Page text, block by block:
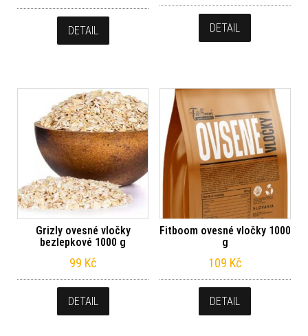
DETAIL DETAIL
Grizly ovesné vločky
bezlepkové 1000 g
99 Kč
DETAIL
Fitboom ovesné vločky 1000
g
109 Kč
DETAIL